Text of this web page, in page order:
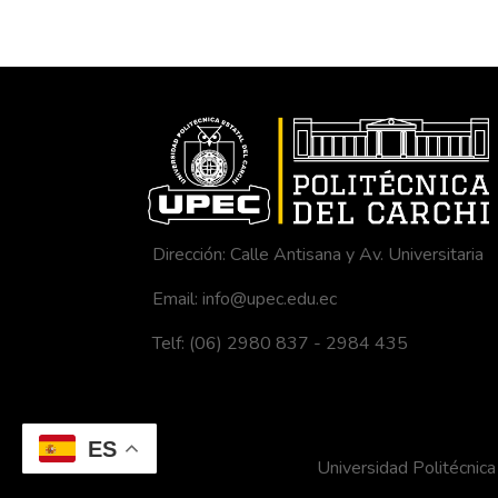
ES
Dirección: Calle Antisana y Av. Universitaria
Email: info@upec.edu.ec
Telf: (06) 2980 837 - 2984 435
Universidad